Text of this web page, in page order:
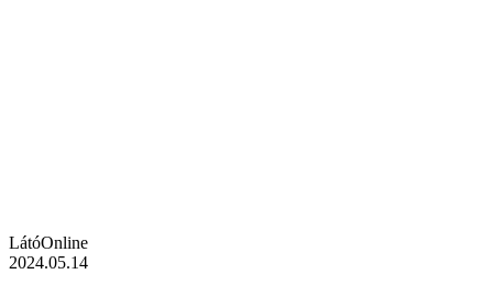
LátóOnline
2024.05.14